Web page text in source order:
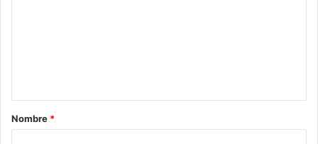
rNombre *